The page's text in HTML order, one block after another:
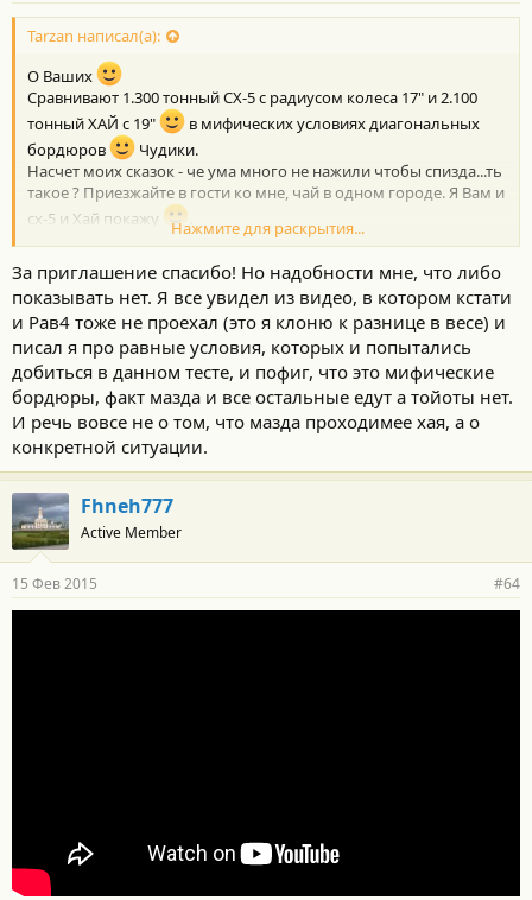
Tarzan написал(а):
О Ваших
Сравнивают 1.300 тонный СХ-5 с радиусом колеса 17" и 2.100
тонный ХАЙ с 19"
в мифических условиях диагональных
бордюров
Чудики.
Насчет моих сказок - че ума много не нажили чтобы спизда...ть
такое ? Приезжайте в гости ко мне, чай в одном городе. Я Вам и
сх-5 и Хай покажу
Скатаемся в Дедовск на лесную трассу, засадим в сугробы обе
тачки и убедитесь кто как вылезет быстрее.
Нажмите для раскрытия...
За приглашение спасибо! Но надобности мне, что либо
показывать нет. Я все увидел из видео, в котором кстати
и Рав4 тоже не проехал (это я клоню к разнице в весе) и
писал я про равные условия, которых и попытались
добиться в данном тесте, и пофиг, что это мифические
бордюры, факт мазда и все остальные едут а тойоты нет.
И речь вовсе не о том, что мазда проходимее хая, а о
конкретной ситуации.
Fhneh777
Active Member
15 Фев 2015 #64